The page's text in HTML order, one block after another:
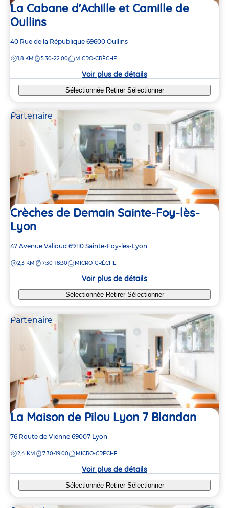
La Cabane d'Achille et Camille de
Oullins
Adresse
la
40 Rue de la République 69600 Oullins
DISTANCE
1,8 KM 5:30-22:00 MICRO-CRÈCHE
Voir plus de détails
Sélectionnée Retirer Sélectionner
Partenaire
Crèches de Demain Sainte-Foy-lès-
Lyon
Adresse
la
47 Avenue Valioud 69110 Sainte-Foy-lès-Lyon
DISTANCE
2,3 KM 7:30-18:30 MICRO-CRÈCHE
Voir plus de détails
Sélectionnée Retirer Sélectionner
Partenaire
La Maison de Pilou Lyon 7 Blandan
Adresse
la
76 Route de Vienne 69007 Lyon
DISTANCE
2,4 KM 7:30-19:00 MICRO-CRÈCHE
Voir plus de détails
Sélectionnée Retirer Sélectionner
2
5
2
5